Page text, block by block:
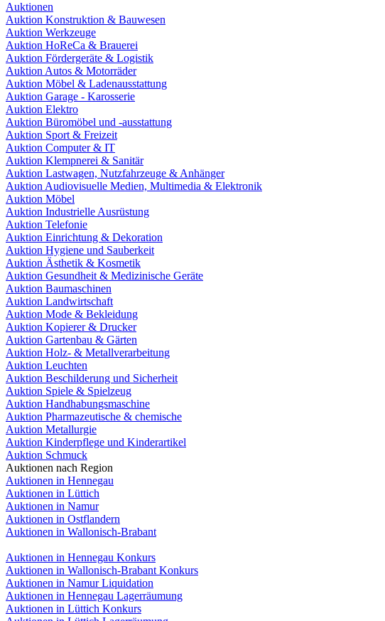
Auktionen
Auktion Konstruktion & Bauwesen
Auktion Werkzeuge
Auktion HoReCa & Brauerei
Auktion Fördergeräte & Logistik
Auktion Autos & Motorräder
Auktion Möbel & Ladenausstattung
Auktion Garage - Karosserie
Auktion Elektro
Auktion Büromöbel und -ausstattung
Auktion Sport & Freizeit
Auktion Computer & IT
Auktion Klempnerei & Sanitär
Auktion Lastwagen, Nutzfahrzeuge & Anhänger
Auktion Audiovisuelle Medien, Multimedia & Elektronik
Auktion Möbel
Auktion Industrielle Ausrüstung
Auktion Telefonie
Auktion Einrichtung & Dekoration
Auktion Hygiene und Sauberkeit
Auktion Ästhetik & Kosmetik
Auktion Gesundheit & Medizinische Geräte
Auktion Baumaschinen
Auktion Landwirtschaft
Auktion Mode & Bekleidung
Auktion Kopierer & Drucker
Auktion Gartenbau & Gärten
Auktion Holz- & Metallverarbeitung
Auktion Leuchten
Auktion Beschilderung und Sicherheit
Auktion Spiele & Spielzeug
Auktion Handhabungsmaschine
Auktion Pharmazeutische & chemische
Auktion Metallurgie
Auktion Kinderpflege und Kinderartikel
Auktion Schmuck
Auktionen nach Region
Auktionen in Hennegau
Auktionen in Lüttich
Auktionen in Namur
Auktionen in Ostflandern
Auktionen in Wallonisch-Brabant
Auktionen in Hennegau Konkurs
Auktionen in Wallonisch-Brabant Konkurs
Auktionen in Namur Liquidation
Auktionen in Hennegau Lagerräumung
Auktionen in Lüttich Konkurs